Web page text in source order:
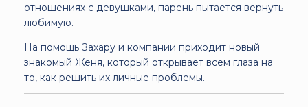
отношениях с девушками, парень пытается вернуть
любимую.
На помощь Захару и компании приходит новый
знакомый Женя, который открывает всем глаза на
то, как решить их личные проблемы.